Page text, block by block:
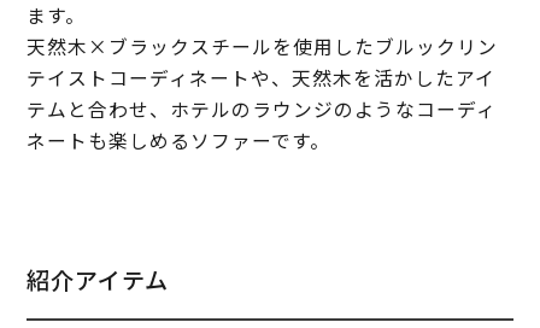
ます。
天然木×ブラックスチールを使用したブルックリン
テイストコーディネートや、天然木を活かしたアイ
テムと合わせ、ホテルのラウンジのようなコーディ
ネートも楽しめるソファーです。
紹介アイテム